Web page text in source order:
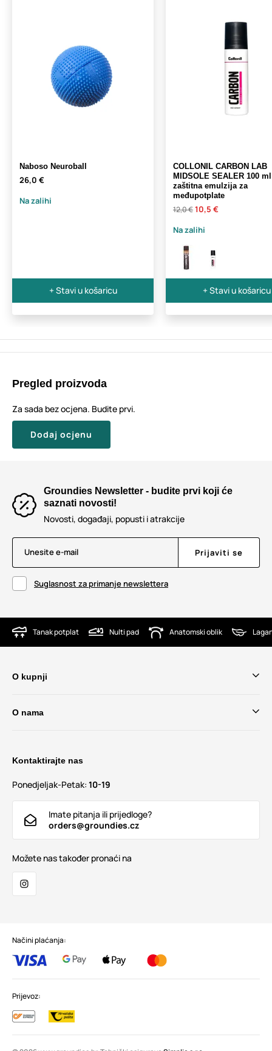
Naboso Neuroball
26,0 €
Na zalihi
+ Stavi u košaricu
COLLONIL CARBON LAB
MIDSOLE SEALER 100 ml
zaštitna emulzija za
međupotplate
12,0 €10,5 €
Na zalihi
+ Stavi u košaricu
Pregled proizvoda
Za sada bez ocjena. Budite prvi.
Dodaj ocjenu
Groundies Newsletter - budite prvi koji će
saznati novosti!
Novosti, događaji, popusti i atrakcije
Unesite e-mail Prijaviti se
Suglasnost za primanje newslettera
Tanak potplat Nulti pad Anatomski oblik
O kupnji
O nama
Kontaktirajte nas
Ponedjeljak-Petak: 10-19
Imate pitanja ili prijedloge?
orders@groundies.cz
Možete nas također pronaći na
Načini plaćanja:
Prijevoz: